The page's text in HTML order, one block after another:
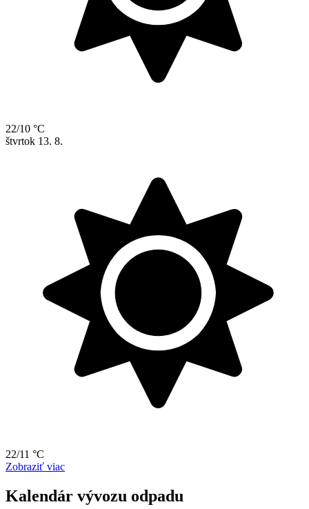
22/10 °C
štvrtok 13. 8.
22/11 °C
Zobraziť viac
Kalendár vývozu odpadu